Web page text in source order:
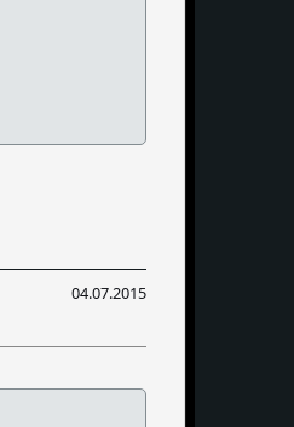
04.07.2015